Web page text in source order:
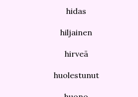
hidas
hiljainen
hirveä
huolestunut